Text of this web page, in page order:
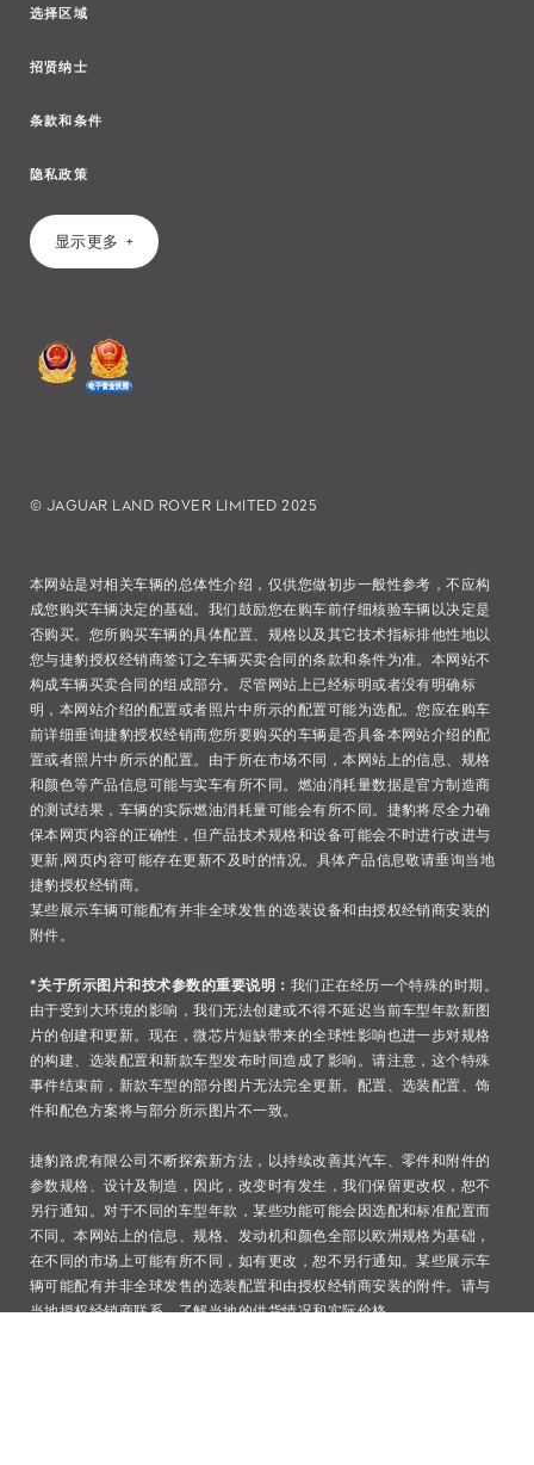
选择区域
招贤纳士
条款和条件
隐私政策
显示更多
© JAGUAR LAND ROVER LIMITED 2025
本网站是对相关车辆的总体性介绍，仅供您做初步一般性参考，不应构
成您购买车辆决定的基础。我们鼓励您在购车前仔细核验车辆以决定是
否购买。您所购买车辆的具体配置、规格以及其它技术指标排他性地以
您与捷豹授权经销商签订之车辆买卖合同的条款和条件为准。本网站不
构成车辆买卖合同的组成部分。尽管网站上已经标明或者没有明确标
明，本网站介绍的配置或者照片中所示的配置可能为选配。您应在购车
前详细垂询捷豹授权经销商您所要购买的车辆是否具备本网站介绍的配
置或者照片中所示的配置。由于所在市场不同，本网站上的信息、规格
和颜色等产品信息可能与实车有所不同。燃油消耗量数据是官方制造商
的测试结果，车辆的实际燃油消耗量可能会有所不同。捷豹将尽全力确
保本网页内容的正确性，但产品技术规格和设备可能会不时进行改进与
更新,网页内容可能存在更新不及时的情况。具体产品信息敬请垂询当地
捷豹授权经销商。
某些展示车辆可能配有并非全球发售的选装设备和由授权经销商安装的
附件。
*关于所示图片和技术参数的重要说明： 我们正在经历一个特殊的时期。
由于受到大环境的影响，我们无法创建或不得不延迟当前车型年款新图
片的创建和更新。现在，微芯片短缺带来的全球性影响也进一步对规格
的构建、选装配置和新款车型发布时间造成了影响。请注意，这个特殊
事件结束前，新款车型的部分图片无法完全更新。配置、选装配置、饰
件和配色方案将与部分所示图片不一致。
捷豹路虎有限公司不断探索新方法，以持续改善其汽车、零件和附件的
参数规格、设计及制造，因此，改变时有发生，我们保留更改权，恕不
另行通知。对于不同的车型年款，某些功能可能会因选配和标准配置而
不同。本网站上的信息、规格、发动机和颜色全部以欧洲规格为基础，
在不同的市场上可能有所不同，如有更改，恕不另行通知。某些展示车
辆可能配有并非全球发售的选装配置和由授权经销商安装的附件。请与
当地授权经销商联系，了解当地的供货情况和实际价格。